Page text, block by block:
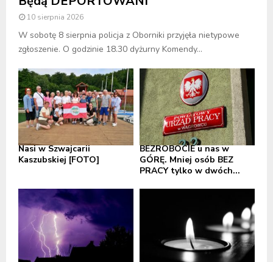
10 sierpnia 2026
W sobotę 8 sierpnia policja z Oborniki przyjęła nietypowe
zgłoszenie. O godzinie 18.30 dyżurny Komendy...
Nasi w Szwajcarii
Kaszubskiej [FOTO]
BEZROBOCIE u nas w
GÓRĘ. Mniej osób BEZ
PRACY tylko w dwóch...